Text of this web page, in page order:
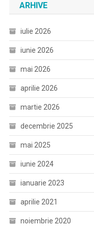
ARHIVE
iulie 2026
iunie 2026
mai 2026
aprilie 2026
martie 2026
decembrie 2025
mai 2025
iunie 2024
ianuarie 2023
aprilie 2021
noiembrie 2020